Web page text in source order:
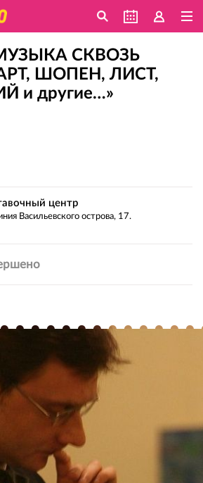
СКВОЗЬ
ШОПЕН, ЛИСТ,
и другие…»
центр
Васильевского острова, 17.